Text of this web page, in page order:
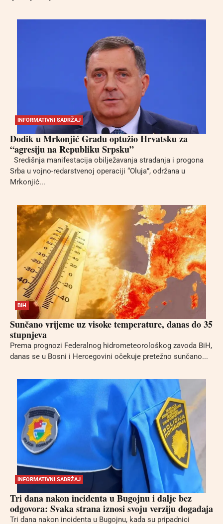
INFORMATIVNI SADRŽAJ
Dodik u Mrkonjić Gradu optužio Hrvatsku za
“agresiju na Republiku Srpsku”
Središnja manifestacija obilježavanja stradanja i progona
Srba u vojno-redarstvenoj operaciji “Oluja”, održana u
Mrkonjić...
BIH
Sunčano vrijeme uz visoke temperature, danas do 35
stupnjeva
Prema prognozi Federalnog hidrometeorološkog zavoda BiH,
danas se u Bosni i Hercegovini očekuje pretežno sunčano...
INFORMATIVNI SADRŽAJ
Tri dana nakon incidenta u Bugojnu i dalje bez
odgovora: Svaka strana iznosi svoju verziju događaja
Tri dana nakon incidenta u Bugojnu, kada su pripadnici